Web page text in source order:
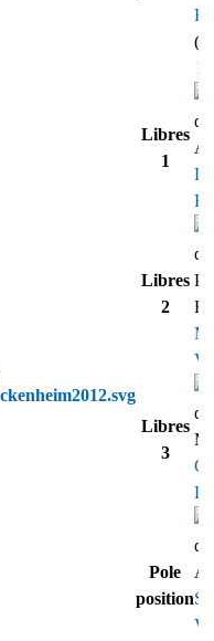
Libres
1
Libres
2
Libres
3
Pole
position